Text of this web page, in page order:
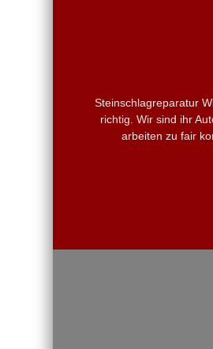
Steinschlagreparatur
richtig. Wir sind ihr
arbeiten zu fair